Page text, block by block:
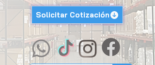
Solicitar Cotización